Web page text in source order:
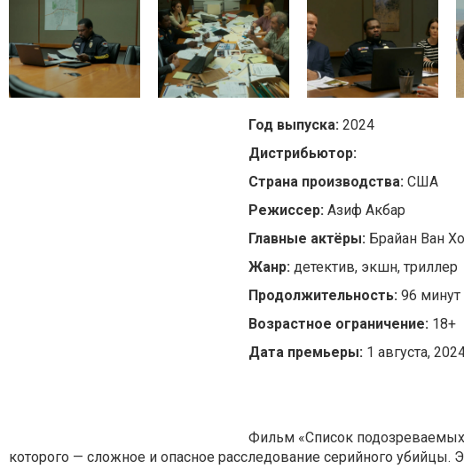
Год выпуска: 2024
Дистрибьютор:
Страна производства: США
Режиссер: Азиф Акбар
Главные актёры: Брайан Ван
Жанр: детектив, экшн, триллер
Продолжительность: 96 минут
Возрастное ограничение: 18+
Дата премьеры: 1 августа,
Фильм «Список
которого — сложное и опасное расследование серийного убийцы.